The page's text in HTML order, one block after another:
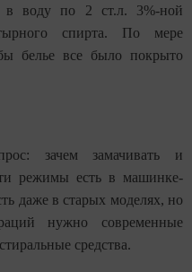
в воду по 2 ст.л. 3%-ной
спирта. По мере
белье все было покрыто
зачем замачивать и
режимы есть в машинке-
даже в старых моделях, но
нужно современные
средства.